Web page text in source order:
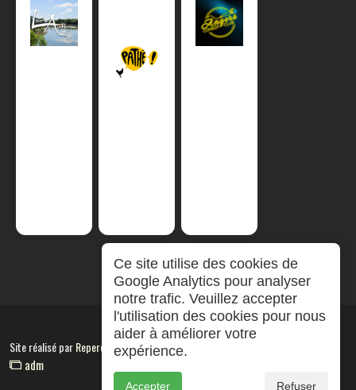
Site réalisé parRepereCom
adm
Ce site utilise des cookies de
Google Analytics pour analyser
notre trafic. Veuillez accepter
l'utilisation des cookies pour nous
aider à améliorer votre
expérience.
Accepter Refuser